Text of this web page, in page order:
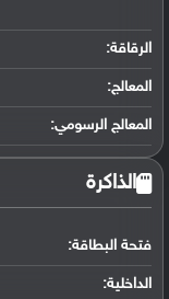
الرقاقة:
المعالج:
المعالج الرسومي:
الذاكرة
فتحة البطاقة:
الداخلية: